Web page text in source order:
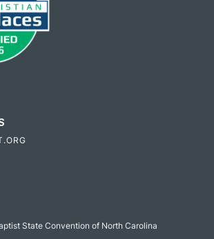
State Convention of North Carolina